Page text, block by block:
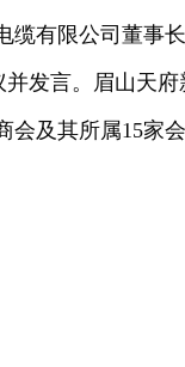
有限公司董事长
发言。眉山天府
及其所属15家